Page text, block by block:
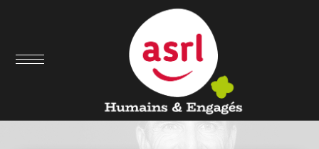
Nous comprendre & nous suivre
Notre actualité & nos
articles de presse ...